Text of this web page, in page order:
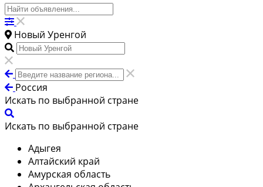
Новый Уренгой
Россия
Искать по выбранной стране
Искать по выбранной стране
Адыгея
Алтайский край
Амурская область